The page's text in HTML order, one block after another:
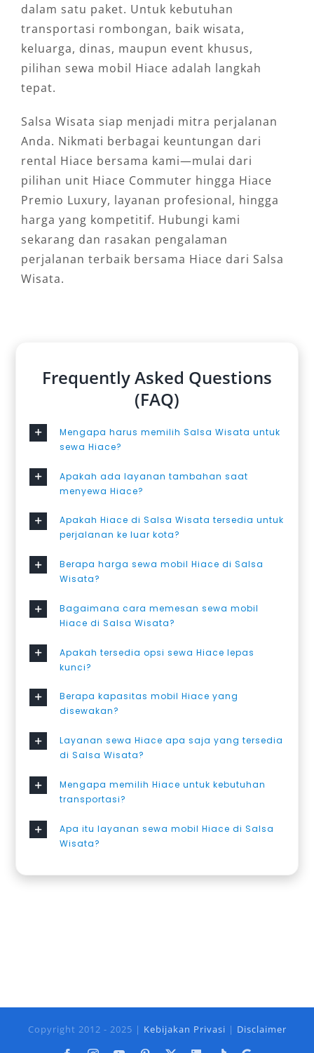
dalam satu paket. Untuk kebutuhan
transportasi rombongan, baik wisata,
keluarga, dinas, maupun event khusus,
pilihan sewa mobil Hiace adalah langkah
tepat.
Salsa Wisata siap menjadi mitra perjalanan
Anda. Nikmati berbagai keuntungan dari
rental Hiace bersama kami—mulai dari
pilihan unit Hiace Commuter hingga Hiace
Premio Luxury, layanan profesional, hingga
harga yang kompetitif. Hubungi kami
sekarang dan rasakan pengalaman
perjalanan terbaik bersama Hiace dari Salsa
Wisata.
Frequently Asked Questions
(FAQ)
Mengapa harus memilih Salsa Wisata untuk
sewa Hiace?
Apakah ada layanan tambahan saat
menyewa Hiace?
Apakah Hiace di Salsa Wisata tersedia untuk
perjalanan ke luar kota?
Berapa harga sewa mobil Hiace di Salsa
Wisata?
Bagaimana cara memesan sewa mobil
Hiace di Salsa Wisata?
Apakah tersedia opsi sewa Hiace lepas
kunci?
Berapa kapasitas mobil Hiace yang
disewakan?
Layanan sewa Hiace apa saja yang tersedia
di Salsa Wisata?
Mengapa memilih Hiace untuk kebutuhan
transportasi?
Apa itu layanan sewa mobil Hiace di Salsa
Wisata?
Copyright 2012 - 2025 | Kebijakan Privasi | Disclaimer